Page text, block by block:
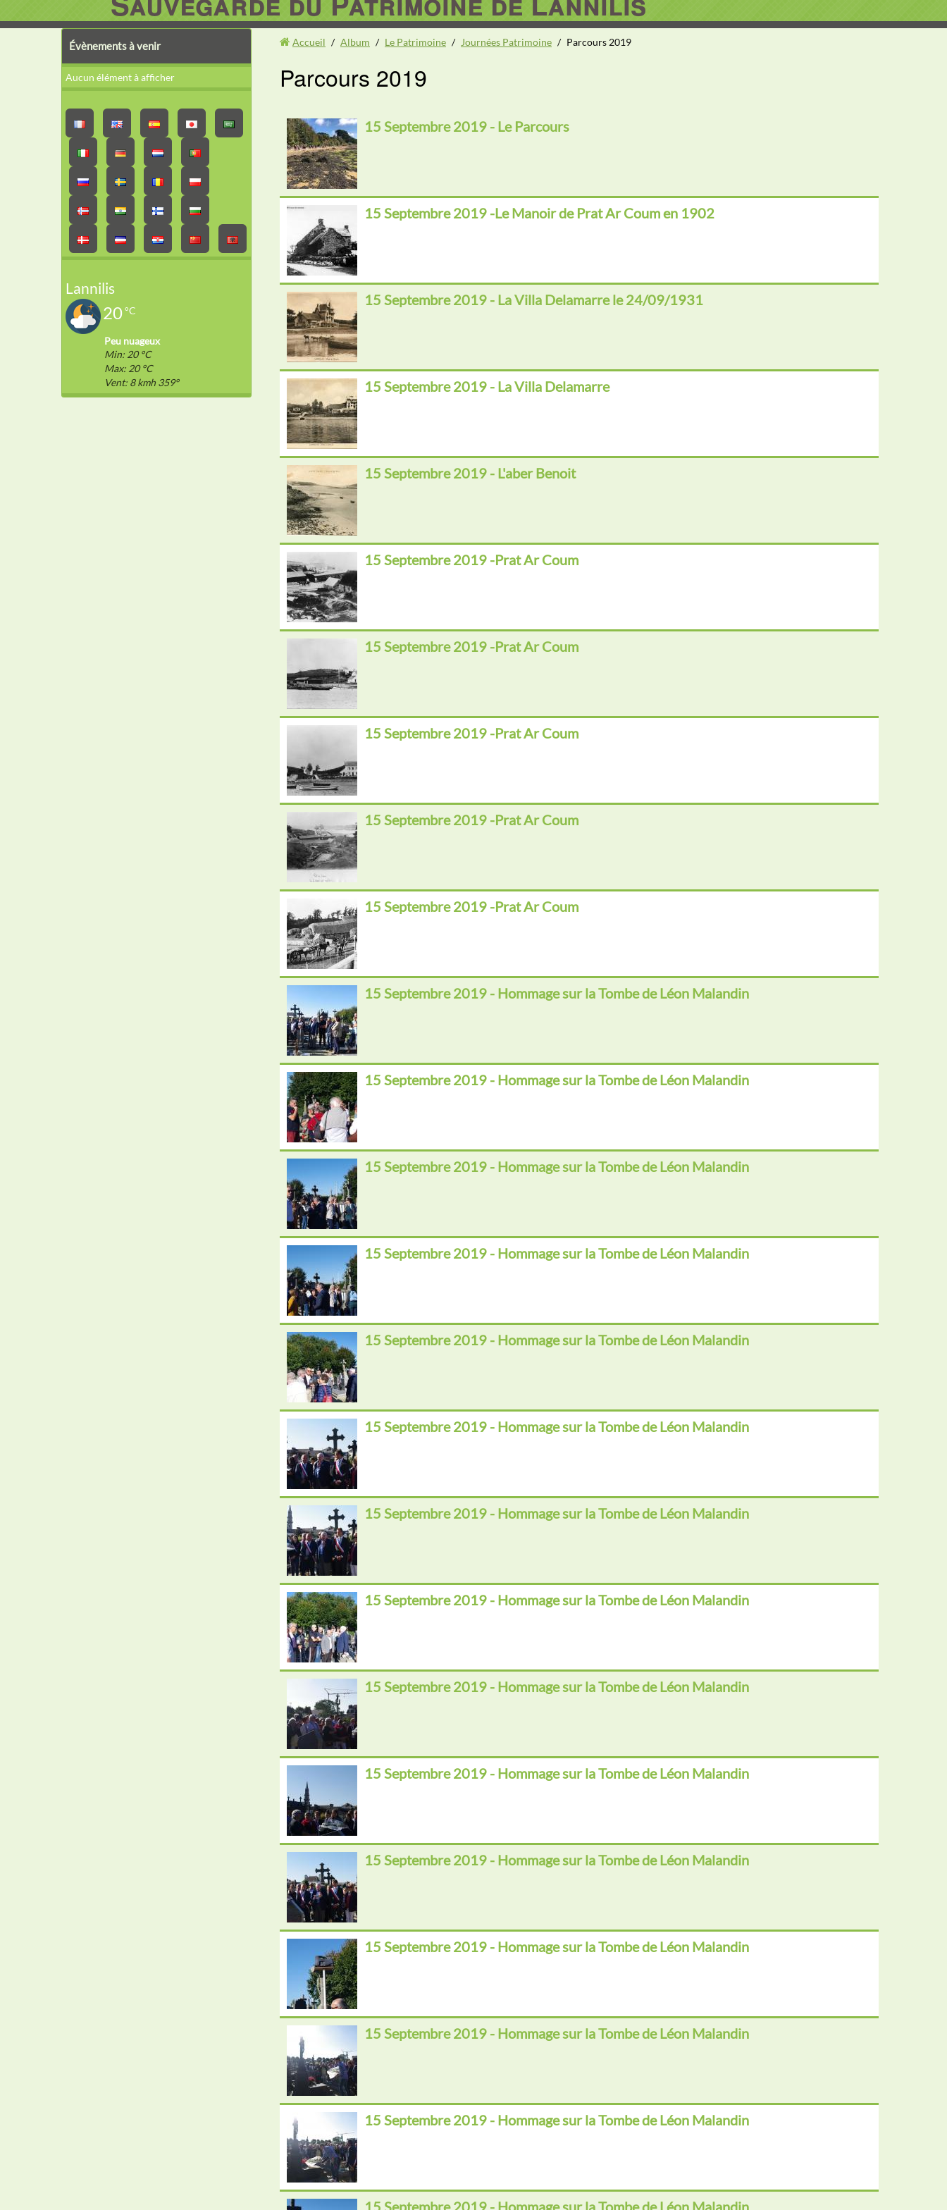
Évènements à venir
Aucun élément à afficher
Lannilis
20°C
Peu nuageux
Min: 20 °C
Max: 20 °C
Vent: 8 kmh 359°
Accueil / Album / Le Patrimoine / Journées Patrimoine / Parcours 2019
Parcours 2019
15 Septembre 2019 - Le Parcours
15 Septembre 2019 -Le Manoir de Prat Ar Coum en 1902
15 Septembre 2019 - La Villa Delamarre le 24/09/1931
15 Septembre 2019 - La Villa Delamarre
15 Septembre 2019 - L'aber Benoit
15 Septembre 2019 -Prat Ar Coum
15 Septembre 2019 -Prat Ar Coum
15 Septembre 2019 -Prat Ar Coum
15 Septembre 2019 -Prat Ar Coum
15 Septembre 2019 -Prat Ar Coum
15 Septembre 2019 - Hommage sur la Tombe de Léon Malandin
15 Septembre 2019 - Hommage sur la Tombe de Léon Malandin
15 Septembre 2019 - Hommage sur la Tombe de Léon Malandin
15 Septembre 2019 - Hommage sur la Tombe de Léon Malandin
15 Septembre 2019 - Hommage sur la Tombe de Léon Malandin
15 Septembre 2019 - Hommage sur la Tombe de Léon Malandin
15 Septembre 2019 - Hommage sur la Tombe de Léon Malandin
15 Septembre 2019 - Hommage sur la Tombe de Léon Malandin
15 Septembre 2019 - Hommage sur la Tombe de Léon Malandin
15 Septembre 2019 - Hommage sur la Tombe de Léon Malandin
15 Septembre 2019 - Hommage sur la Tombe de Léon Malandin
15 Septembre 2019 - Hommage sur la Tombe de Léon Malandin
15 Septembre 2019 - Hommage sur la Tombe de Léon Malandin
15 Septembre 2019 - Hommage sur la Tombe de Léon Malandin